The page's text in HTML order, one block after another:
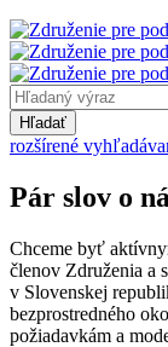
Hľadať
rozšírené
Pár slov o
Chceme byť
členov Združenia a
v Slovenskej
bezprostredného
požiadavkám a